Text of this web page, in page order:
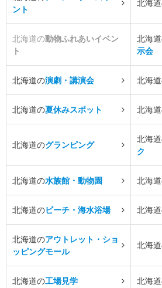
ント
北海
北海道の動物ふれあいイベン
ト
北海
示会
北海道の演劇・講演会 北海
北海道の夏休みスポット 北海
北海道のグランピング
北海
ク
北海道の水族館・動物園 北海
北海道のビーチ・海水浴場 北海
北海道のアウトレット・ショ
ッピングモール
北海
北海道の工場見学 北海